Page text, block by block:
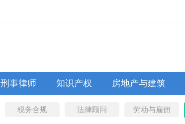
刑事律师 知识产权 房地产与建筑
税务合规 法律顾问 劳动与雇佣